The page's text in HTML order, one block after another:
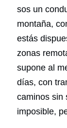
sos un
montaña,
estás
zonas
supone al
días, con
caminos sin
imposible,